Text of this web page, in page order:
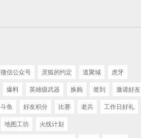
微信公众号 灵狐的约定 道聚城
虎牙
爆料 英雄级武器 换购 签到
邀请好友
斗鱼 好友积分 比赛 老兵
工作日好礼
地图工坊
火线计划